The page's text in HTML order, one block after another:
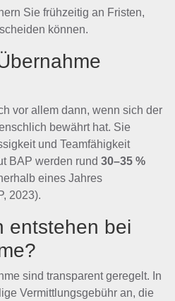
Sie frühzeitig an Fristen,
können.
vor allem dann, wenn sich der
bewährt hat. Sie
und Teamfähigkeit
BAP werden rund 30–35 %
eines Jahres
2023).
entstehen bei
sind transparent geregelt. In
Vermittlungsgebühr an, die